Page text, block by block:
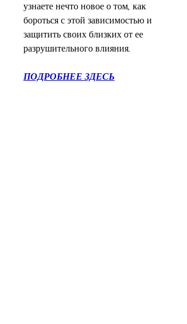
узнаете нечто новое о том, как
бороться с этой зависимостью и
защитить своих близких от ее
разрушительного влияния.
ПОДРОБНЕЕ ЗДЕСЬ